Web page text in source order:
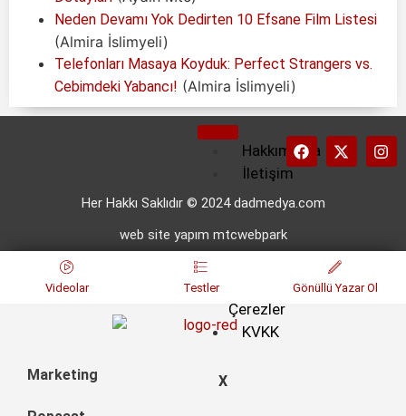
Neden Devamı Yok Dedirten 10 Efsane Film Listesi
(Almira İslimyeli)
Telefonları Masaya Koyduk: Perfect Strangers vs.
Cebimdeki Yabancı! (Almira İslimyeli)
Hakkımızda
İletişim
Künye
Koşulları
Çerezler
KVKK
X
Her Hakkı Saklıdır © 2024 dadmedya.com
web site yapım mtcwebpark
Videolar Testler Gönüllü Yazar Ol
Marketing